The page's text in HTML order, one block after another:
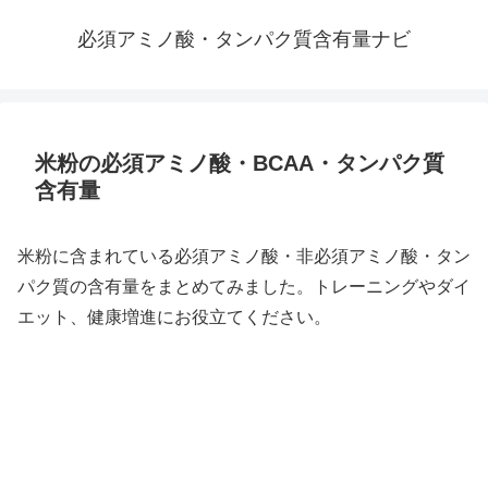
必須アミノ酸・タンパク質含有量ナビ
米粉の必須アミノ酸・BCAA・タンパク質
含有量
米粉に含まれている必須アミノ酸・非必須アミノ酸・タン
パク質の含有量をまとめてみました。トレーニングやダイ
エット、健康増進にお役立てください。